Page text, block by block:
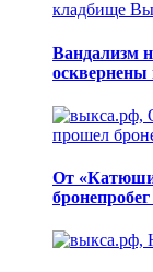
Вандализм
От